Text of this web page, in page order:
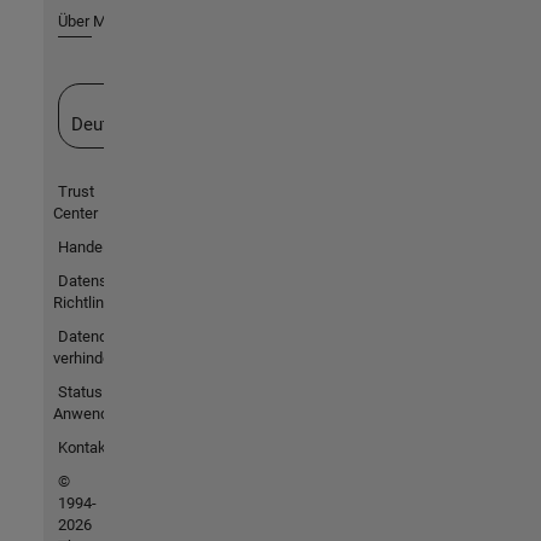
Über MathWorks
Deutschland
Trust
Center
Handelsmarken
Datenschutz-
Richtlinien
Datendiebstahl
verhindern
Status von
Anwendungen
Kontakt
©
1994-
2026